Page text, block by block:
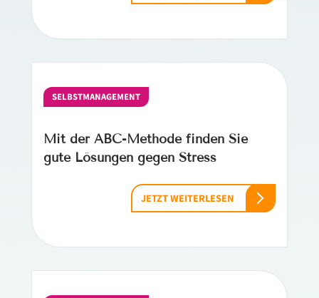
SELBSTMANAGEMENT
Mit der ABC-Methode finden Sie
gute Lösungen gegen Stress
JETZT WEITERLESEN